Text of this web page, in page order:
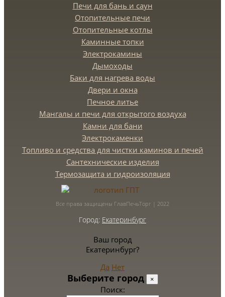
Печи для бань и саун
Отопительные печи
Отопительные котлы
Каминные топки
Электрокамины
Дымоходы
Баки для нагрева воды
Двери и окна
Печное литье
Мангалы и печи для открытого воздуха
Камни для бани
Электрокаменки
Топливо и средства для чистки каминов и печей
Сантехнические изделия
Термозащита и гидроизоляция
Все права защищены ГлавПечьТорг | 2022
Город: Екатеринбург
Ваш город
Екатеринбург?
Да Нет
Выберите город ×
Поиск: